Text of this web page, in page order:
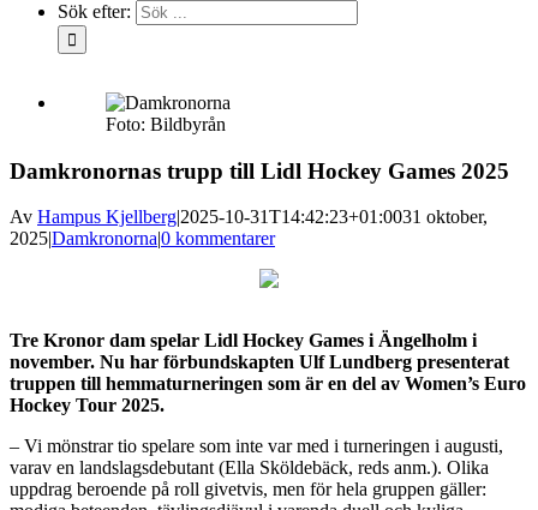
Sök efter:
Foto: Bildbyrån
Damkronornas trupp till Lidl Hockey Games 2025
Av Hampus Kjellberg|2025-10-31T14:42:23+01:0031 oktober,
2025|Damkronorna|0 kommentarer
Tre Kronor dam spelar Lidl Hockey Games i Ängelholm i
november. Nu har förbundskapten Ulf Lundberg presenterat
truppen till hemmaturneringen som är en del av Women’s Euro
Hockey Tour 2025.
– Vi mönstrar tio spelare som inte var med i turneringen i augusti,
varav en landslagsdebutant (Ella Sköldebäck, reds anm.). Olika
uppdrag beroende på roll givetvis, men för hela gruppen gäller: